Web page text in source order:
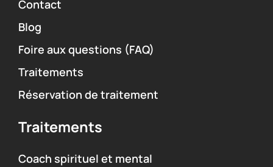
Contact
Blog
Foire aux questions (FAQ)
Traitements
Réservation de traitement
Traitements
Coach spirituel et mental